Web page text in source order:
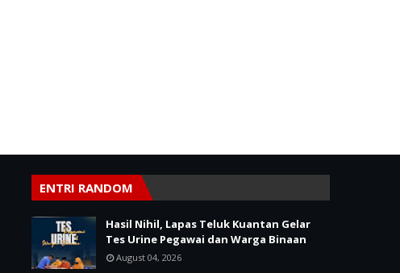
ENTRI RANDOM
Hasil Nihil, Lapas Teluk Kuantan Gelar
Tes Urine Pegawai dan Warga Binaan
August 04, 2026